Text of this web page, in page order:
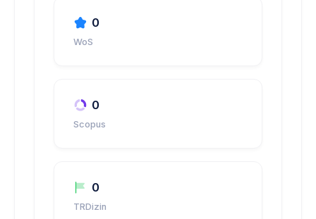
0
WoS
0
Scopus
0
TRDizin